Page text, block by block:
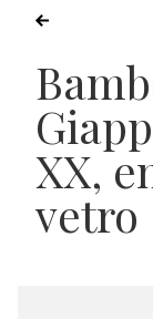
XX,
vetro